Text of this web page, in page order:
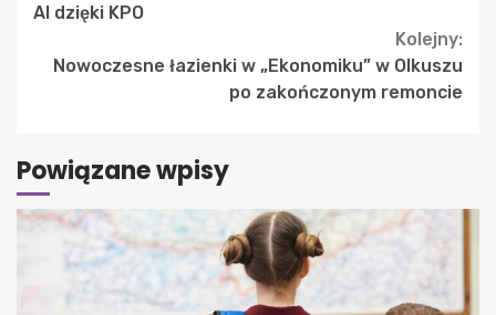
Reading
AI dzięki KPO
Kolejny:
Nowoczesne łazienki w „Ekonomiku” w Olkuszu
po zakończonym remoncie
Powiązane wpisy